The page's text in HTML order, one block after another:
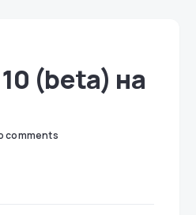
(beta) на
comments